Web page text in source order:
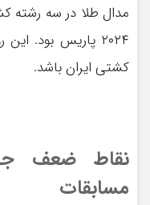
مدال طلا در سه رشته
۲۰۲۴ پاریس بود.
کشتی ایران باشد.
نقاط ضعف
مسابقات